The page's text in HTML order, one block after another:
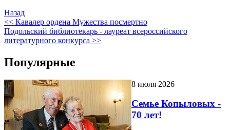
Назад
<< Кавалер ордена Мужества посмертно
Подольский библиотекарь - лауреат всероссийского
литературного конкурса >>
Популярные
8 июля 2026
Семье Копыловых -
70 лет!